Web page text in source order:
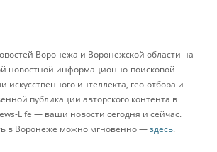
Воронежа и Воронежской области на
новостной информационно-поисковой
искусственного интеллекта, гео-отбора и
публикации авторского контента в
Life — ваши новости сегодня и сейчас.
в Воронеже можно мгновенно —здесь.